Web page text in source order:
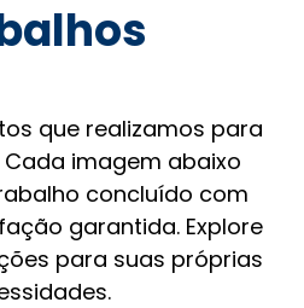
que realizamos para
imagem abaixo
concluído com
garantida. Explore
para suas próprias